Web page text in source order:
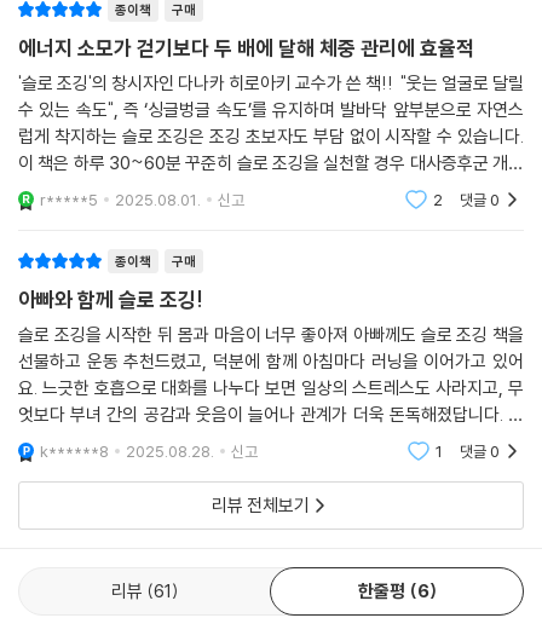
슬로 조깅을 처음 접하는 독자들의 눈높이에 맞는 질문과 핵심을 짚는 친
절하고도 간결한 답변이 이해를 쉽게 한다.
이해를 돕는 다양한 일러스트와 그래프
다양한 일러스트와 그래프, 도표를 활용하여 내용의 이해를 돕는다. 슬로
조깅 자세, 착지법, 호흡법, 조깅화의 형태 등을 일러스트로 소개하고, 운
로 조깅과 관련한 각종 실험 결과를 보여 주는 그래프를 다수 소개하여 이
배울 수 있다.
슬로 조깅으로 새 삶을 찾은 사람들의 사례
슬로 조깅으로 새로운 삶을 시작한 20대부터 80대까지 다양한 사람들의
사연을 소개하고, 저자가 체중을 약 10킬로그램 감량한 경험도 소개한다.
생생한 사례들이 슬로 조깅에 대한 관심과 기대를 더해 준다.
종이책 구매
에너지 소모가 걷기보다 두 배에 달해 체중 관리에 효율적
'슬로 조깅'의 창시자인 다나카 히로아키 교수가 쓴 책!! "웃는 얼굴로 달릴
수 있는 속도", 즉 ‘싱글벙글 속도’를 유지하며 발바닥 앞부분으로 자연스
럽게 착지하는 슬로 조깅은 조깅 초보자도 부담 없이 시작할 수 있습니다.
이 책은 하루 30~60분 꾸준히 슬로 조깅을 실천할 경우 대사증후군 개선
(고혈압·당뇨·고지혈증 등 예방), 효과적인 체중 감량, 뇌 기능 향상(기억
력 및 전두
r*****5 2025.08.01. 신고 2 댓글0
종이책 구매
아빠와 함께 슬로 조깅!
슬로 조깅을 시작한 뒤 몸과 마음이 너무 좋아져 아빠께도 슬로 조깅 책을
선물하고 운동 추천드렸고, 덕분에 함께 아침마다 러닝을 이어가고 있어
요. 느긋한 호흡으로 대화를 나누다 보면 일상의 스트레스도 사라지고, 무
엇보다 부녀 간의 공감과 웃음이 늘어나 관계가 더욱 돈독해졌답니다. 특
히 아빠가 하체가 단단해져 건강해지는 느낌이 들고 무리가 없어 매일 꾸
준히 할거라고 하십
k******8 2025.08.28. 신고 1 댓글0
리뷰 전체보기
리뷰 61 한줄평 6